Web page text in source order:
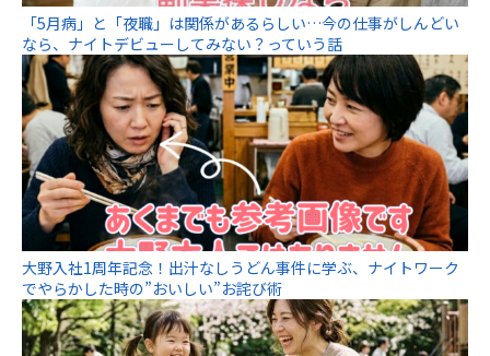
「5月病」と「夜職」は関係があるらしい…今の仕事がしんどい
なら、ナイトデビューしてみない？っていう話
大野入社1周年記念！出汁なしうどん事件に学ぶ、ナイトワーク
でやらかした時の”おいしい”お詫び術